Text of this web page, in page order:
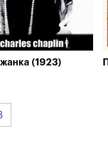
(1923)